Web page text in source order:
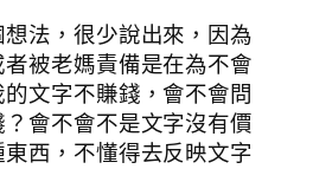
法，很少說出來，因為
被老媽責備是在為不會
文字不賺錢，會不會問
會不會不是文字沒有價
西，不懂得去反映文字